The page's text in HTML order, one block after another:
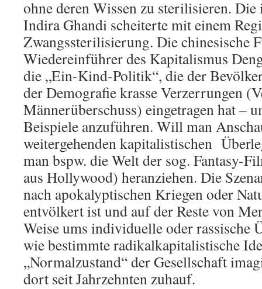
ohne deren Wissen zu sterilisieren.
Indira Ghandi scheiterte mit einem
Zwangssterilisierung. Die chinesische
Wiedereinführer des Kapitalismus
die „Ein-Kind-Politik“, die der
der Demografie krasse Verzerrungen
Männerüberschuss) eingetragen hat –
Beispiele anzuführen. Will man
weitergehenden kapitalistischen
man bspw. die Welt der sog. Fantasy-
aus Hollywood) heranziehen. Die
nach apokalyptischen Kriegen oder
entvölkert ist und auf der Reste von
Weise ums individuelle oder rassische
wie bestimmte radikalkapitalistische
„Normalzustand“ der Gesellschaft
dort seit Jahrzehnten zuhauf.